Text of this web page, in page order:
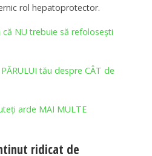
rol hepatoprotector.
NU trebuie să refolosești
tău despre CÂT de
arde MAI MULTE
ridicat de